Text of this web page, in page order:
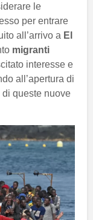
le
per entrare
all’arrivo a El
migranti
interesse e
all’apertura di
di queste nuove